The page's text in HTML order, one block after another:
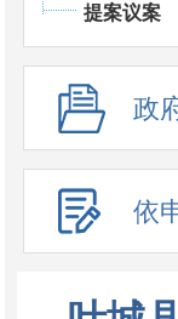
提案议案
政
依